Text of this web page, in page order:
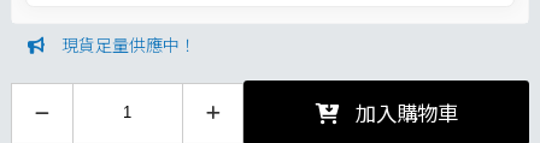
現貨足量供應中！
加入購物車